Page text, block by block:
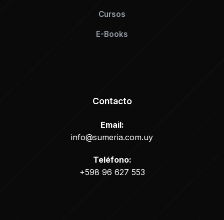
Cursos
E-Books
Contacto
Email:
info@sumeria.com.uy
Teléfono:
+598 96 627 553